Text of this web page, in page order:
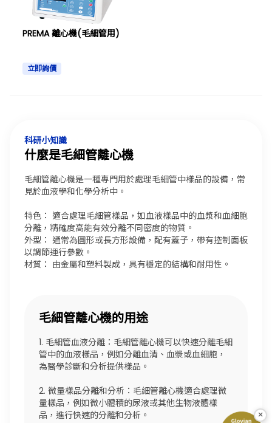
PREMA 離心機(毛細管用)
立即詢價
科研小知識
什麼是毛細管離心機
毛細管離心機是一種專門用於處理毛細管中樣品的設備，常
見於血液學和化學分析中。
特色： 適合處理毛細管樣品，如血液樣品中的血漿和血細胞
分離，精確度高能有效分離不同密度的物質。
外型： 通常為圓形或長方形設備，配有蓋子，帶有控制面板
以調節運行參數。
材質： 由金屬和塑料製成，具有穩定的結構和耐用性。
毛細管離心機的用途
1. 毛細管血液分離：毛細管離心機可以快速分離毛細
管中的血液樣品，例如分離血清、血漿或血細胞，
為醫學診斷和分析提供樣品。
2. 微量樣品分離和分析：毛細管離心機適合處理微
量樣品，例如微小體積的尿液或其他生物液體樣
品，進行快速的分離和分析。
×